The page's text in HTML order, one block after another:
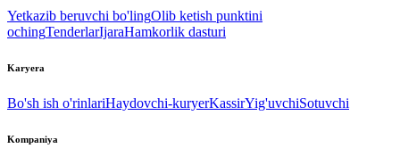
Yetkazib beruvchi bo'lingOlib ketish punktini
ochingTenderlarIjaraHamkorlik dasturi
Karyera
Bo'sh ish o'rinlariHaydovchi-kuryerKassirYig'uvchiSotuvchi
Kompaniya